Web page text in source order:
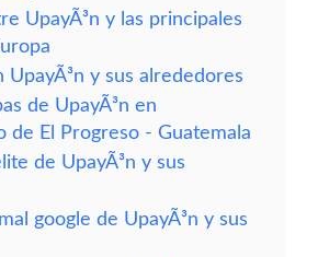
UpayÃ³n y las principales
UpayÃ³n y sus alrededores
de UpayÃ³n en
de El Progreso - Guatemala
de UpayÃ³n y sus
google de UpayÃ³n y sus